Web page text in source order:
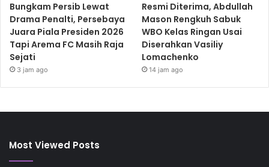
Bungkam Persib Lewat
Drama Penalti, Persebaya
Juara Piala Presiden 2026
Tapi Arema FC Masih Raja
Sejati
3 jam ago
Resmi Diterima, Abdullah
Mason Rengkuh Sabuk
WBO Kelas Ringan Usai
Diserahkan Vasiliy
Lomachenko
14 jam ago
Most Viewed Posts